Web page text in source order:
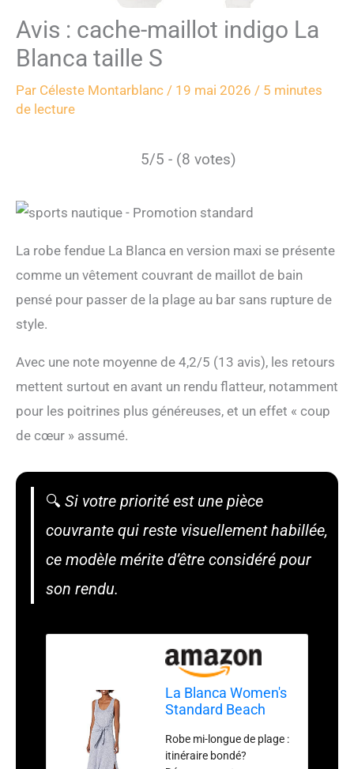
Avis : cache-maillot indigo La
Blanca taille S
Par Céleste Montarblanc / 19 mai 2026 / 5 minutes
de lecture
5/5 - (8 votes)
La robe fendue La Blanca en version maxi se présente
comme un vêtement couvrant de maillot de bain
pensé pour passer de la plage au bar sans rupture de
style.
Avec une note moyenne de 4,2/5 (13 avis), les retours
mettent surtout en avant un rendu flatteur, notamment
pour les poitrines plus généreuses, et un effet « coup
de cœur » assumé.
🔍 Si votre priorité est une pièce
couvrante qui reste visuellement habillée,
ce modèle mérite d’être considéré pour
son rendu.
La Blanca Women's
Standard Beach
Dress, Indigo, S
Robe mi-longue de plage :
itinéraire bondé?